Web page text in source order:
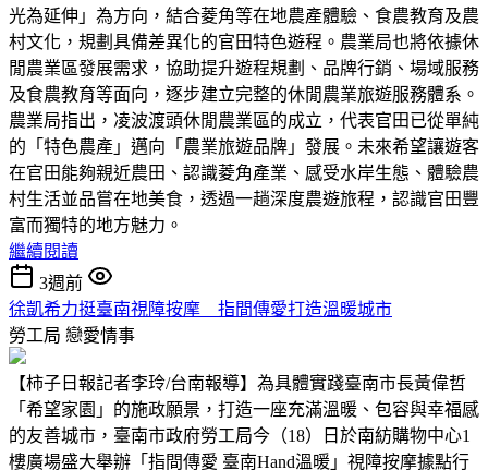
光為延伸」為方向，結合菱角等在地農產體驗、食農教育及農
村文化，規劃具備差異化的官田特色遊程。農業局也將依據休
閒農業區發展需求，協助提升遊程規劃、品牌行銷、場域服務
及食農教育等面向，逐步建立完整的休閒農業旅遊服務體系。
農業局指出，凌波渡頭休閒農業區的成立，代表官田已從單純
的「特色農產」邁向「農業旅遊品牌」發展。未來希望讓遊客
在官田能夠親近農田、認識菱角產業、感受水岸生態、體驗農
村生活並品嘗在地美食，透過一趟深度農遊旅程，認識官田豐
富而獨特的地方魅力。
繼續閱讀
3週前
徐凱希力挺臺南視障按摩 指間傳愛打造溫暖城市
勞工局 戀愛情事
【柿子日報記者李玲/台南報導】為具體實踐臺南市長黃偉哲
「希望家園」的施政願景，打造一座充滿溫暖、包容與幸福感
的友善城市，臺南市政府勞工局今（18）日於南紡購物中心1
樓廣場盛大舉辦「指間傳愛 臺南Hand溫暖」視障按摩據點行